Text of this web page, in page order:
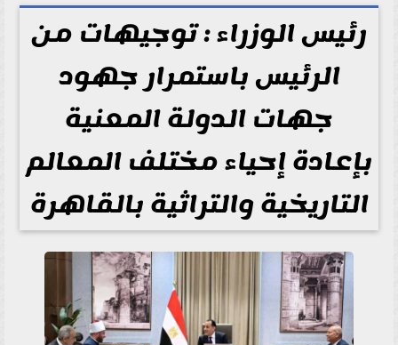
2026-06-02 14:27:29
رئيس الوزراء : توجيهات من
الرئيس باستمرار جهود
جهات الدولة المعنية
بإعادة إحياء مختلف المعالم
التاريخية والتراثية بالقاهرة